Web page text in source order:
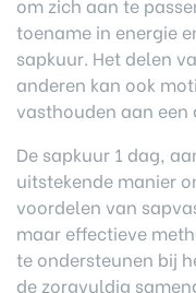
om zich aan te
toename in energie
sapkuur. Het delen
anderen kan ook
vasthouden aan een
De sapkuur 1 dag,
uitstekende manier
voordelen van
maar effectieve
te ondersteunen bij
de zorgvuldig